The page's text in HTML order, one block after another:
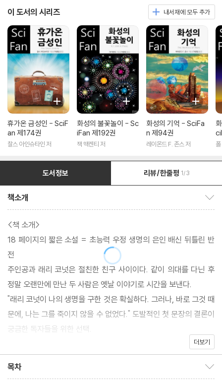
이 도서의 시리즈 내서재에 모두 추가
휴가온 금성인 - SciF
an 제174권
찰스 아인슈타인 저
화성의 불꽃놀이 - Sc
iFan 제192권
잭 맥켄티 저
화성의 기억 - SciFa
n 제94권
레이몬드 F. 존스 저 폴
도서정보 리뷰/한줄평 1/3
책소개
<책 소개>
18 페이지의 짧은 소설 = 초능력 우정 생명의 은인 배신 뒤틀린 반
전
주인공과 래리 코넛은 절친한 친구 사이이다. 같이 의대를 다닌 후
정말 오랜만에 만난 두 사람은 옛날 이야기로 시간을 보낸다.
"래리 코넛이 나의 생명을 구한 것은 확실하다. 그러나, 바로 그것 때
문에, 나는 그를 죽이지 않을 수 없었다." 도발적인 첫 문장의 결론이
궁금한 독자들을 위한 선택.
나는, 보통 침대라고 불릴 만한 물건의 가장자리에 앉아 있었다. 그
더보기
목차